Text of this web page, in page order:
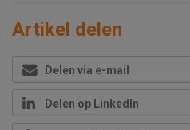
Artikel delen
Delen via e-mail
Delen op LinkedIn